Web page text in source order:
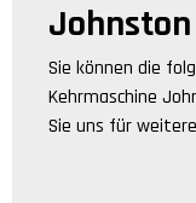
Johnston
Sie können die
Kehrmaschine
Sie uns für